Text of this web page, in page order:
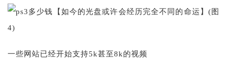
一些网站已经开始支持5k甚至8k的视频